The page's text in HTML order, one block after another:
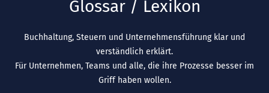
Glossar / Lexikon
Buchhaltung, Steuern und Unternehmensführung klar und
verständlich erklärt.
Für Unternehmen, Teams und alle, die ihre Prozesse besser im
Griff haben wollen.